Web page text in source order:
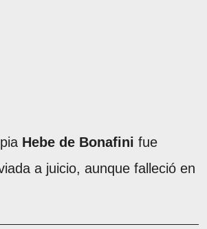
Hebe de Bonafini fue
a juicio, aunque falleció en